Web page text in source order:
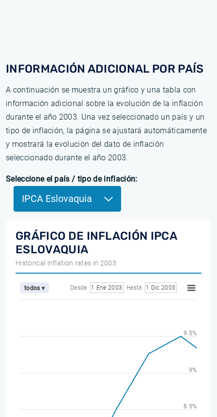
INFORMACIÓN ADICIONAL POR PAÍS
A continuación se muestra un gráfico y una tabla con
información adicional sobre la evolución de la inflación
durante el año 2003. Una vez seleccionado un país y un
tipo de inflación, la página se ajustará automáticamente
y mostrará la evolución del dato de inflación
seleccionado durante el año 2003.
Seleccione el país / tipo de inflación:
IPCA Eslovaquia
GRÁFICO DE INFLACIÓN IPCA
ESLOVAQUIA
Historical inflation rates in 2003
todos ▾ Desde 1 Ene 2003 Hasta 1 Dic 2003
8.5%
9%
9.5%